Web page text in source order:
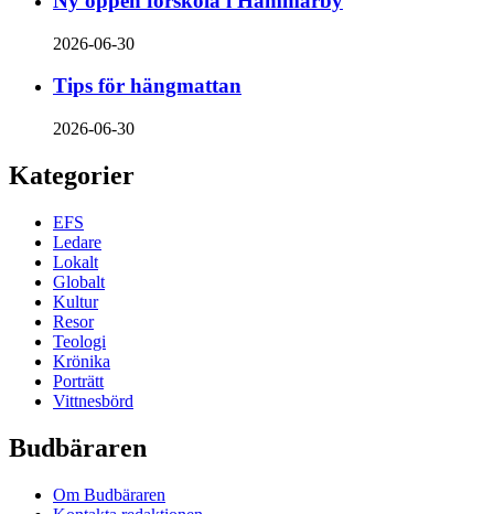
2026-06-30
Tips för hängmattan
2026-06-30
Kategorier
EFS
Ledare
Lokalt
Globalt
Kultur
Resor
Teologi
Krönika
Porträtt
Vittnesbörd
Budbäraren
Om Budbäraren